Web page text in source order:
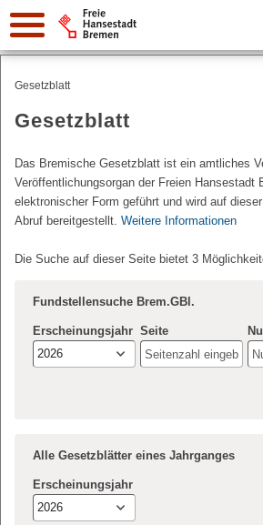
Suche:
Gesetzblatt
Gesetzblatt
Das Bremische Gesetzblatt ist ein amtliches
Veröffentlichungsorgan der Freien Hansestadt
elektronischer Form geführt und wird auf
Abruf bereitgestellt. Weitere Informationen
Die Suche auf dieser Seite bietet 3
Fundstellensuche Brem.GBl.
Erscheinungsjahr
2026
Seite
Alle Gesetzblätter eines Jahrganges
Erscheinungsjahr
2026